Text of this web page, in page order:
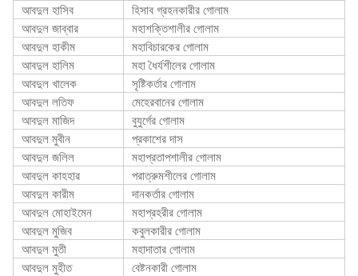
আবদুল হাসিব
হিসাব গ্রহনকারীর গোলাম
আবদুল জাব্বার
মহাশক্তিশালীর গোলাম
আবদুল হাকীম
মহাবিচারকের গোলাম
আবদুল হালিম
মহা ধৈর্যশীলের গোলাম
আবদুল খালেক
সৃষ্টিকর্তার গোলাম
আবদুল লতিফ
মেহেরবানের গোলাম
আবদুল মাজিদ
বুযুর্গের গোলাম
আবদুল মুবীন
প্রকাশের দাস
আবদুল জলিল
মহাপ্রতাপশালীর গোলাম
আবদুল কাহহার
পরাত্রুমশীলের গোলাম
আবদুল কারীম
দানকর্তার গোলাম
আবদুল মোহাইমেন
মহাপ্রহরীর গোলাম
আবদুল মুজিব
কবুলকারীর গোলাম
আবদুল মুতী
মহাদাতার গোলাম
আবদুল মুহীত
বেষ্টনকারী গোলাম